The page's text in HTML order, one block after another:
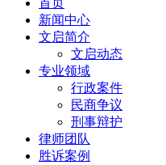
首页
新闻中心
文启简介
文启动态
专业领域
行政案件
民商争议
刑事辩护
律师团队
胜诉案例